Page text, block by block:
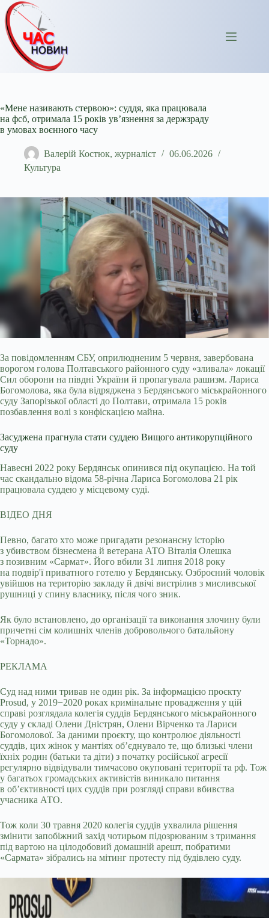
Перейти
до
вмісту
«Мене називають стервою»: суддя, яка працювала
на фсб, отримала 15 років ув’язнення за держзраду
в умовах воєнного часу
Валерій Костюк, журналіст
06.06.2026
Культура
За повідомленням СБУ, оприлюдненим 5 червня, завербована
ворогом голова Полтавського районного суду «зливала» локації
Сил оборони на півдні України й пропагувала рашизм. Лариса
Богомолова, яка була відряджена з Бердянського міськрайонного
суду Запорізької області до Полтави, отримала 15 років
позбавлення волі з конфіскацією майна.
Засуджена прагнула стати суддею Вищого антикорупційного
суду
Навесні 2022 року Бердянськ опинився під окупацією. На той
час скандально відома 58-річна Лариса Богомолова 21 рік
працювала суддею у місцевому суді.
ВІДЕО ДНЯ
Певно, багато хто може пригадати резонансну історію
з убивством бізнесмена й ветерана АТО Віталія Олешка
з позивним «Сармат». Його вбили 31 липня 2018 року
на подвір'ї приватного готелю у Бердянську. Озброєний чоловік
увійшов на територію закладу й двічі вистрілив з мисливської
рушниці у спину власнику, після чого зник.
Як було встановлено, до організації та виконання злочину були
причетні сім колишніх членів добровольчого батальйону
«Торнадо».
РЕКЛАМА
Суд над ними тривав не один рік. За інформацією проєкту
Prosud, у 2019−2020 роках кримінальне провадження у цій
справі розглядала колегія суддів Бердянського міськрайонного
суду у складі Олени Дністрян, Олени Вірченко та Лариси
Богомолової. За даними проєкту, що контролює діяльності
суддів, цих жінок у мантіях об’єднувало те, що близькі члени
їхніх родин (батьки та діти) з початку російської агресії
регулярно відвідували тимчасово окуповані території та рф. Тож
у багатьох громадських активістів виникало питання
в об’єктивності цих суддів при розгляді справи вбивства
учасника АТО.
Тож коли 30 травня 2020 колегія суддів ухвалила рішення
змінити запобіжний захід чотирьом підозрюваним з тримання
під вартою на цілодобовий домашній арешт, побратими
«Сармата» зібрались на мітинг протесту під будівлею суду.